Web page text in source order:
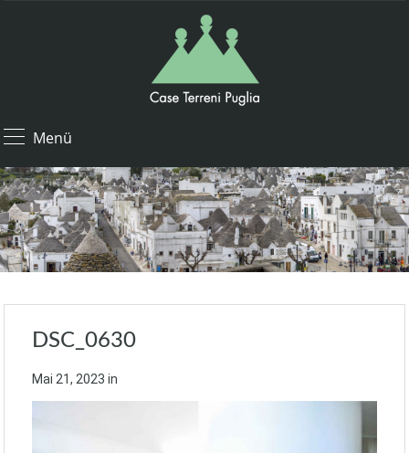
Menü
DSC_0630
Mai 21, 2023 in